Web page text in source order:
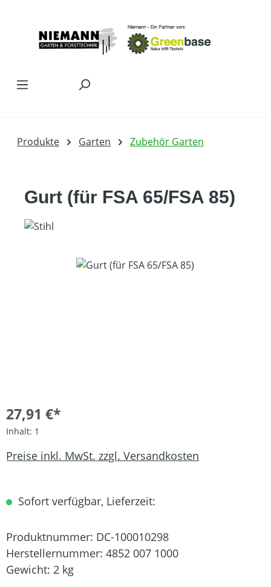
Produkte Garten Zubehör Garten
Gurt (für FSA 65/FSA 85)
Bildergalerie überspringen
27,91 €*
Inhalt: 1
Preise inkl. MwSt. zzgl. Versandkosten
Sofort verfügbar, Lieferzeit:
Produktnummer: DC-100010298
Herstellernummer: 4852 007 1000
Gewicht: 2 kg